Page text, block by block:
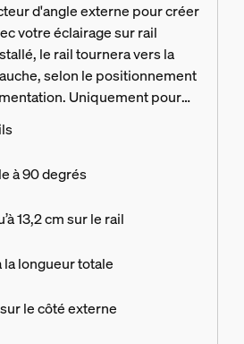
d'angle externe pour créer
votre éclairage sur rail
le rail tournera vers la
selon le positionnement
Uniquement pour
à 90 degrés
13,2 cm sur le rail
la longueur totale
le côté externe